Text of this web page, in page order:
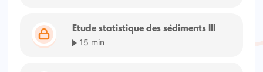
Etude statistique des sédiments III
15 min